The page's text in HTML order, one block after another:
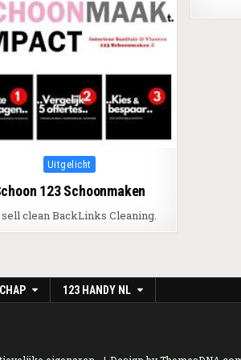
Posted in
Uitgelicht
123 Schoonmaken
clean BackLinks Cleaning.
123 HANDY NL